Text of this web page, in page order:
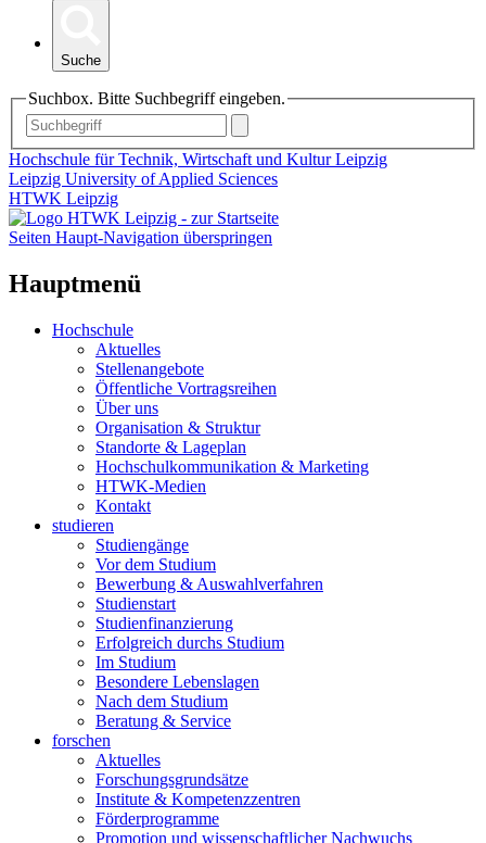
Suche
Suchbox. Bitte Suchbegriff eingeben.
Hochschule für Technik, Wirtschaft und Kultur Leipzig
Leipzig University of Applied Sciences
HTWK Leipzig
Seiten Haupt-Navigation überspringen
Hauptmenü
Hochschule
Aktuelles
Stellenangebote
Öffentliche Vortragsreihen
Über uns
Organisation & Struktur
Standorte & Lageplan
Hochschulkommunikation & Marketing
HTWK-Medien
Kontakt
studieren
Studiengänge
Vor dem Studium
Bewerbung & Auswahlverfahren
Studienstart
Studienfinanzierung
Erfolgreich durchs Studium
Im Studium
Besondere Lebenslagen
Nach dem Studium
Beratung & Service
forschen
Aktuelles
Forschungsgrundsätze
Institute & Kompetenzzentren
Förderprogramme
Promotion und wissenschaftlicher Nachwuchs